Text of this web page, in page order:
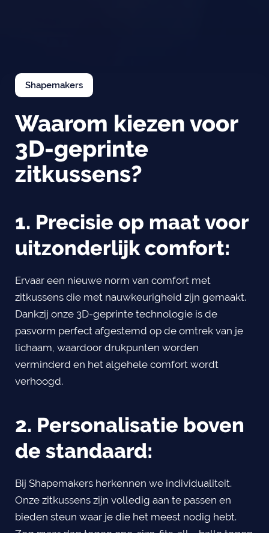
Shapemakers
Waarom kiezen voor
3D-geprinte
zitkussens?
1. Precisie op maat voor
uitzonderlijk comfort:
Ervaar een nieuwe norm van comfort met
zitkussens die met nauwkeurigheid zijn gemaakt.
Dankzij onze 3D-geprinte technologie is de
pasvorm perfect afgestemd op de omtrek van je
lichaam, waardoor drukpunten worden
verminderd en het algehele comfort wordt
verhoogd.
2. Personalisatie boven
de standaard:
Bij Shapemakers herkennen we individualiteit.
Onze zitkussens zijn volledig aan te passen en
bieden steun waar je die het meest nodig hebt.